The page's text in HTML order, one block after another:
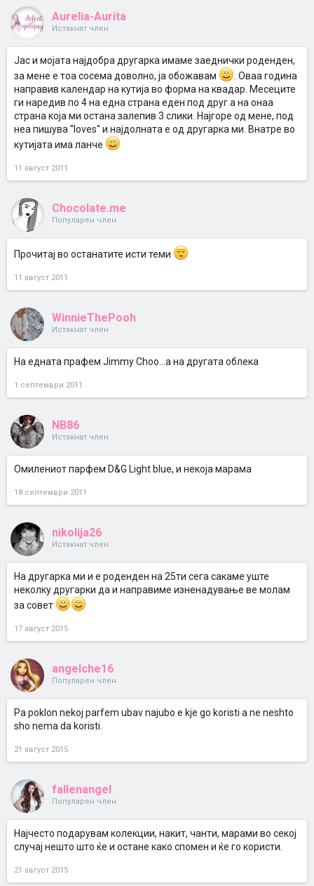
Aurelia-Aurita
Истакнат член
Јас и мојата најдобра другарка имаме заеднички роденден,
за мене е тоа сосема доволно, ја обожавам
. Оваа година
направив календар на кутија во форма на квадар. Месеците
ги наредив по 4 на една страна еден под друг а на онаа
страна која ми остана залепив 3 слики. Најгоре од мене, под
неа пишува ''loves'' и најдолната е од другарка ми. Внатре во
кутијата има ланче
11 август 2011
Chocolate.me
Популарен член
Прочитај во останатите исти теми
11 август 2011
WinnieThePooh
Истакнат член
На едната прафем Jimmy Choo...а на другата облека
1 септември 2011
NB86
Истакнат член
Омилениот парфем D&G Light blue, и некоја марама
18 септември 2011
nikolija26
Истакнат член
На другарка ми и е роденден на 25ти сега сакаме уште
неколку другарки да и направиме изненадување ве молам
за совет
17 август 2015
angelche16
Популарен член
Pa poklon nekoj parfem ubav najubo e kje go koristi a ne neshto
sho nema da koristi.
21 август 2015
fallenangel
Популарен член
Најчесто подарувам колекции, накит, чанти, марами во секој
случај нешто што ќе и остане како спомен и ќе го користи.
21 август 2015